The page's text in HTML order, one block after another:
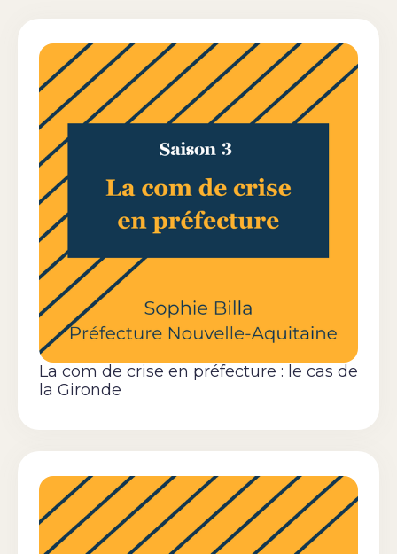
La com de crise en préfecture : le cas de
la Gironde